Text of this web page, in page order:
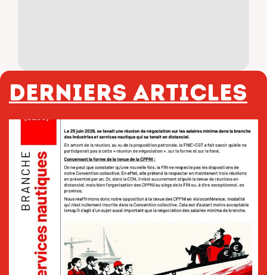
Derniers articles